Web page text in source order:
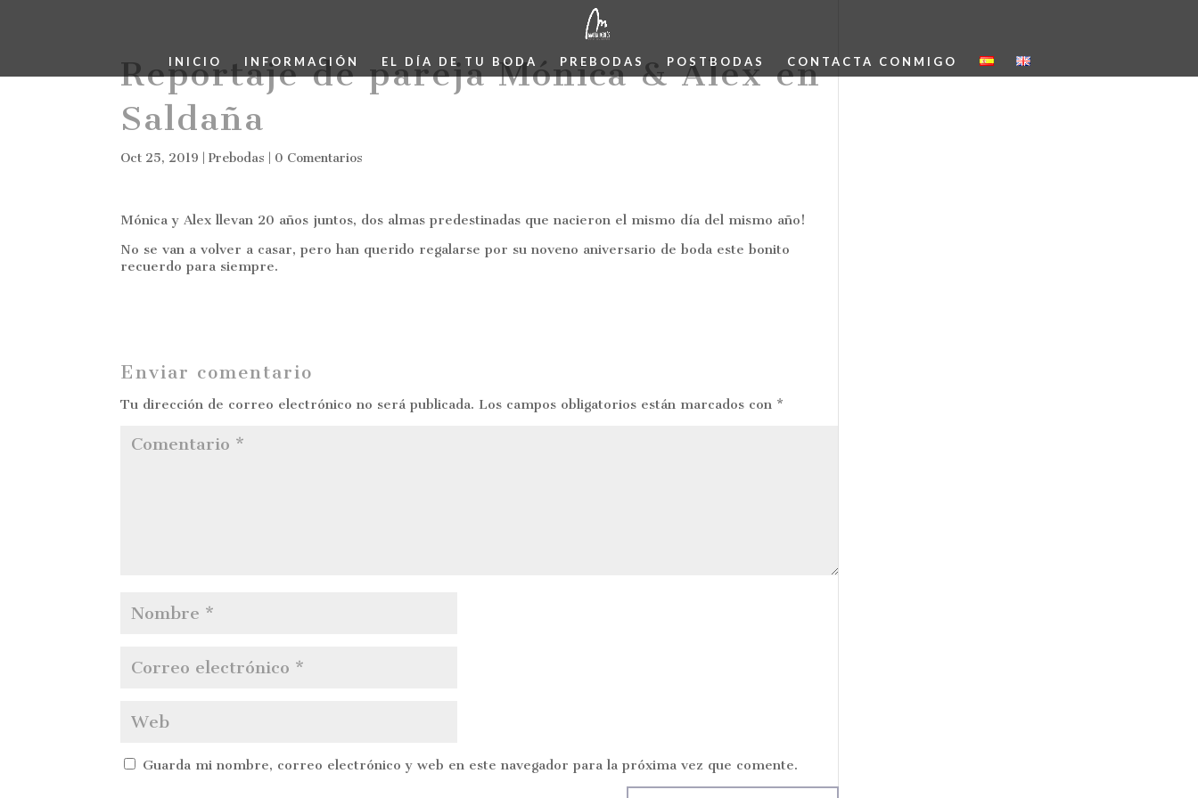
INICIO INFORMACIÓN EL DÍA DE TU BODA PREBODAS POSTBODAS CONTACTA CONMIGO
Reportaje de pareja Mónica & Alex en
Saldaña
Oct 25, 2019 Prebodas 0 Comentarios
Mónica y Alex llevan 20 años juntos, dos almas predestinadas que nacieron el mismo día del mismo año!
No se van a volver a casar, pero han querido regalarse por su noveno aniversario de boda este bonito
recuerdo para siempre.
Enviar comentario
Tu dirección de correo electrónico no será publicada. Los campos obligatorios están marcados con *
Guarda mi nombre, correo electrónico y web en este navegador para la próxima vez que comente.